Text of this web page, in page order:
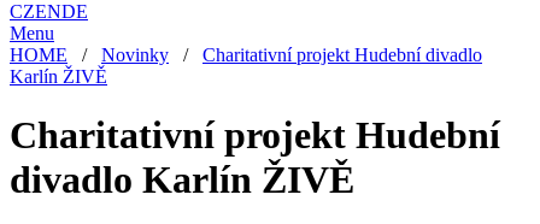
CZENDE
Menu
HOME / Novinky / Charitativní projekt Hudební divadlo
Karlín ŽIVĚ
Charitativní projekt Hudební
divadlo Karlín ŽIVĚ